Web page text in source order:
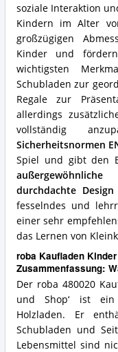
soziale Interaktion
Kindern im Alter
großzügigen
Kinder und
wichtigsten
Schubladen zur
Regale zur
allerdings
vollständig
Sicherheitsnormen
Spiel und gibt den
außergewöhnliche
durchdachte Design
fesselndes und
einer sehr
das Lernen von
roba Kaufladen
Zusammenfassung:
Der roba 480020
und Shop‘ ist
Holzladen. Er
Schubladen und
Lebensmittel sind